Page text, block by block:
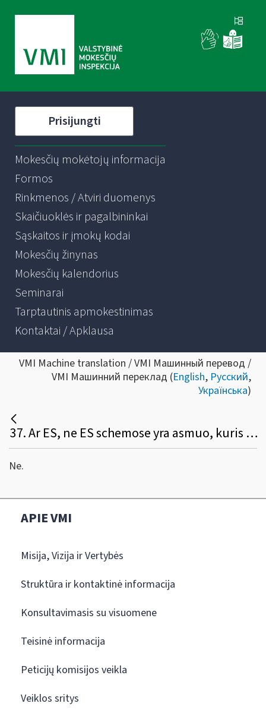
Prisijungti
Mokesčių mokėtojų informacija
Formos
Rinkmenos / Atviri duomenys
Skaičiuoklės ir pagalbininkai
Sąskaitos ir įmokų kodai
Mokesčių žinynas
Mokesčių kalendorius
Seminarai
Tarptautinis apmokestinimas
Kontaktai / Apklausa
VMI Machine translation / VMI Машинный перевод /
VMI Машинний переклад (English, Русский,
Українська)
37. Ar ES, ne ES schemose yra asmuo, kuris veikia taip, kaip importo tarpininkas Importo schemoje?
Ne.
APIE VMI
Misija, Vizija ir Vertybės
Struktūra ir kontaktinė informacija
Konsultavimasis su visuomene
Teisinė informacija
Peticijų komisijos veikla
Veiklos sritys